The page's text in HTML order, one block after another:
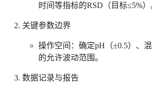
时间等指标的RSD（目标≤5%）
关键参数边界
操作空间：确定pH（±0.5）、混
的允许波动范围。
数据记录与报告